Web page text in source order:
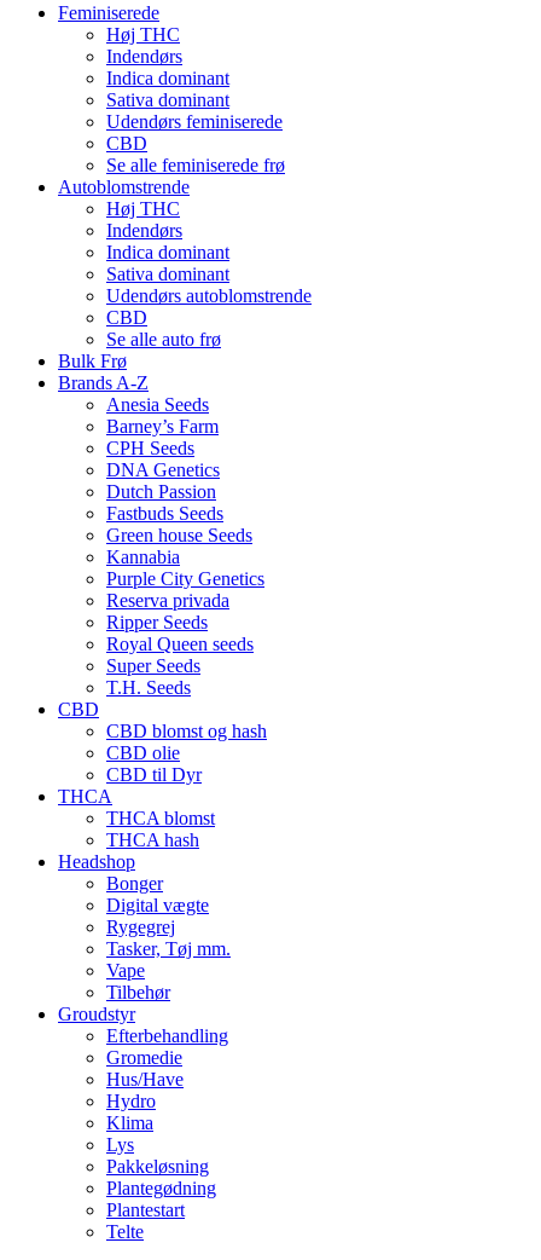
Feminiserede
Høj THC
Indendørs
Indica dominant
Sativa dominant
Udendørs feminiserede
CBD
Se alle feminiserede frø
Autoblomstrende
Høj THC
Indendørs
Indica dominant
Sativa dominant
Udendørs autoblomstrende
CBD
Se alle auto frø
Bulk Frø
Brands A-Z
Anesia Seeds
Barney’s Farm
CPH Seeds
DNA Genetics
Dutch Passion
Fastbuds Seeds
Green house Seeds
Kannabia
Purple City Genetics
Reserva privada
Ripper Seeds
Royal Queen seeds
Super Seeds
T.H. Seeds
CBD
CBD blomst og hash
CBD olie
CBD til Dyr
THCA
THCA blomst
THCA hash
Headshop
Bonger
Digital vægte
Rygegrej
Tasker, Tøj mm.
Vape
Tilbehør
Groudstyr
Efterbehandling
Gromedie
Hus/Have
Hydro
Klima
Lys
Pakkeløsning
Plantegødning
Plantestart
Telte